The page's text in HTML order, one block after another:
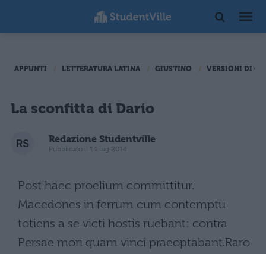
APPUNTI LETTERATURA LATINA GIUSTINO VERSIONI DI
La sconfitta di Dario
Redazione Studentville
Pubblicato il 14 lug 2014
Post haec proelium committitur.
Macedones in ferrum cum contemptu
totiens a se victi hostis ruebant: contra
Persae mori quam vinci praeoptabant.Raro